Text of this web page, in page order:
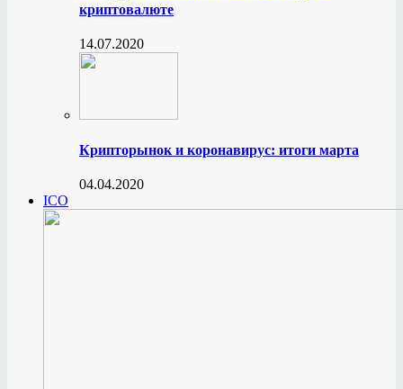
криптовалюте
14.07.2020
Крипторынок и коронавирус: итоги марта
04.04.2020
ICO